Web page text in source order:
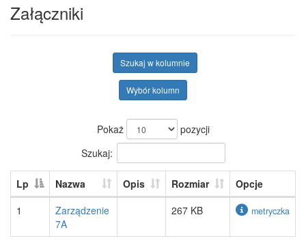
Załączniki
Szukaj w kolumnie
Wybór kolumn
Pokaż
pozycji
Szukaj:
Lp Nazwa Opis Rozmiar
Opcje
1
Zarządzenie
7A
267 KB metryczka